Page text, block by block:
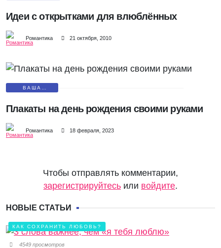
Идеи с открытками для влюблённых
Романтика 21 октября, 2010
ВАША
Плакаты на день рождения своими руками
Романтика 18 февраля, 2023
Чтобы отправлять комментарии,
зарегистрируйтесь или войдите.
НОВЫЕ СТАТЬИ
КАК СОХРАНИТЬ ЛЮБОВЬ?
4549 просмотров